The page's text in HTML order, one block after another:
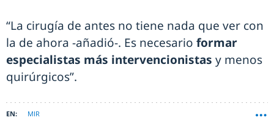
“La cirugía de antes no tiene nada que ver con
la de ahora -añadió-. Es necesario formar
especialistas más intervencionistas y menos
quirúrgicos”.
MIR